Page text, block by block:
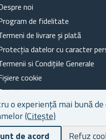
o experiență mai bună
(Citește)
de acord
Refuz
noi
de fidelitate
de livrare și plată
datelor cu caracter
si Condițiile Generale
cookie